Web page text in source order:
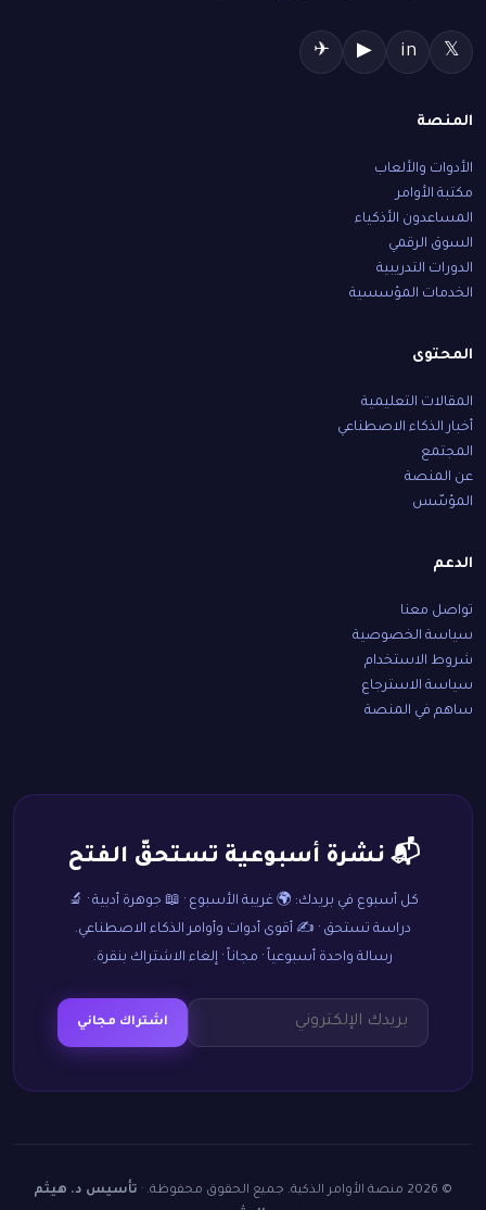
𝕏
in
▶
✈
المنصة
الأدوات والألعاب
مكتبة الأوامر
المساعدون الأذكياء
السوق الرقمي
الدورات التدريبية
الخدمات المؤسسية
المحتوى
المقالات التعليمية
أخبار الذكاء الاصطناعي
المجتمع
عن المنصة
المؤسّس
الدعم
تواصل معنا
سياسة الخصوصية
شروط الاستخدام
سياسة الاسترجاع
ساهم في المنصة
📬 نشرة أسبوعية تستحقّ الفتح
كل أسبوع في بريدك: 🌍 غريبة الأسبوع · 📖 جوهرة أدبية · 🔬
دراسة تستحق · ✍️ أقوى أدوات وأوامر الذكاء الاصطناعي.
رسالة واحدة أسبوعياً · مجاناً · إلغاء الاشتراك بنقرة.
اشتراك مجاني
© 2026 منصة الأوامر الذكية. جميع الحقوق محفوظة. ·
تأسيس د. هيثم